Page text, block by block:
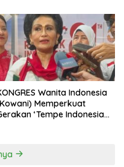
Wanita Indonesia
Memperkuat
‘Tempe Indonesia